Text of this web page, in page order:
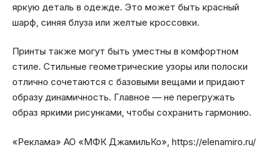
яркую деталь в одежде. Это может быть красный
шарф, синяя блуза или желтые кроссовки.
Принты также могут быть уместны в комфортном
стиле. Стильные геометрические узоры или полоски
отлично сочетаются с базовыми вещами и придают
образу динамичность. Главное — не перегружать
образ яркими рисунками, чтобы сохранить гармонию.
«Реклама» АО «МФК ДжамильКо», https://elenamiro.ru/